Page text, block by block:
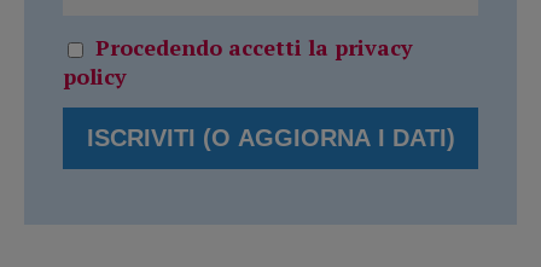
Procedendo accetti la privacy
policy